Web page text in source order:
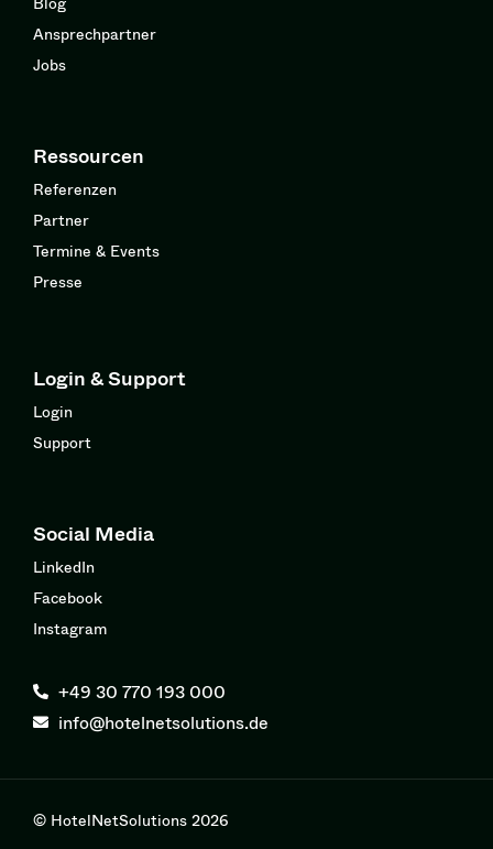
Ansprechpartner
Jobs
Ressourcen
Referenzen
Partner
Termine & Events
Presse
Login & Support
Login
Support
Social Media
LinkedIn
Facebook
Instagram
+49 30 770 193 000
info@hotelnetsolutions.de
© HotelNetSolutions 2026